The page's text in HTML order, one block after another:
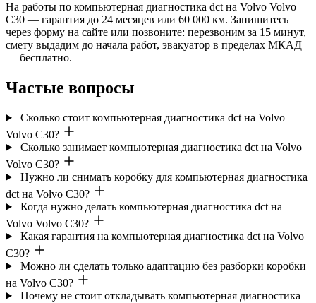
На работы по компьютерная диагностика dct на Volvo Volvo
C30 — гарантия до 24 месяцев или 60 000 км. Запишитесь
через форму на сайте или позвоните: перезвоним за 15 минут,
смету выдадим до начала работ, эвакуатор в пределах МКАД
— бесплатно.
Частые вопросы
Сколько стоит компьютерная диагностика dct на Volvo
Volvo C30?
Сколько занимает компьютерная диагностика dct на Volvo
Volvo C30?
Нужно ли снимать коробку для компьютерная диагностика
dct на Volvo C30?
Когда нужно делать компьютерная диагностика dct на
Volvo Volvo C30?
Какая гарантия на компьютерная диагностика dct на Volvo
C30?
Можно ли сделать только адаптацию без разборки коробки
на Volvo C30?
Почему не стоит откладывать компьютерная диагностика